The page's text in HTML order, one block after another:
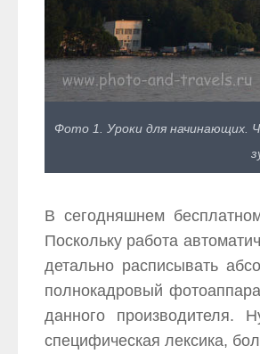
Фото 1. Уроки для начинающих.
В сегодняшнем
Поскольку работа
детально расписывать
полнокадровый
данного производителя.
специфическая лексика,